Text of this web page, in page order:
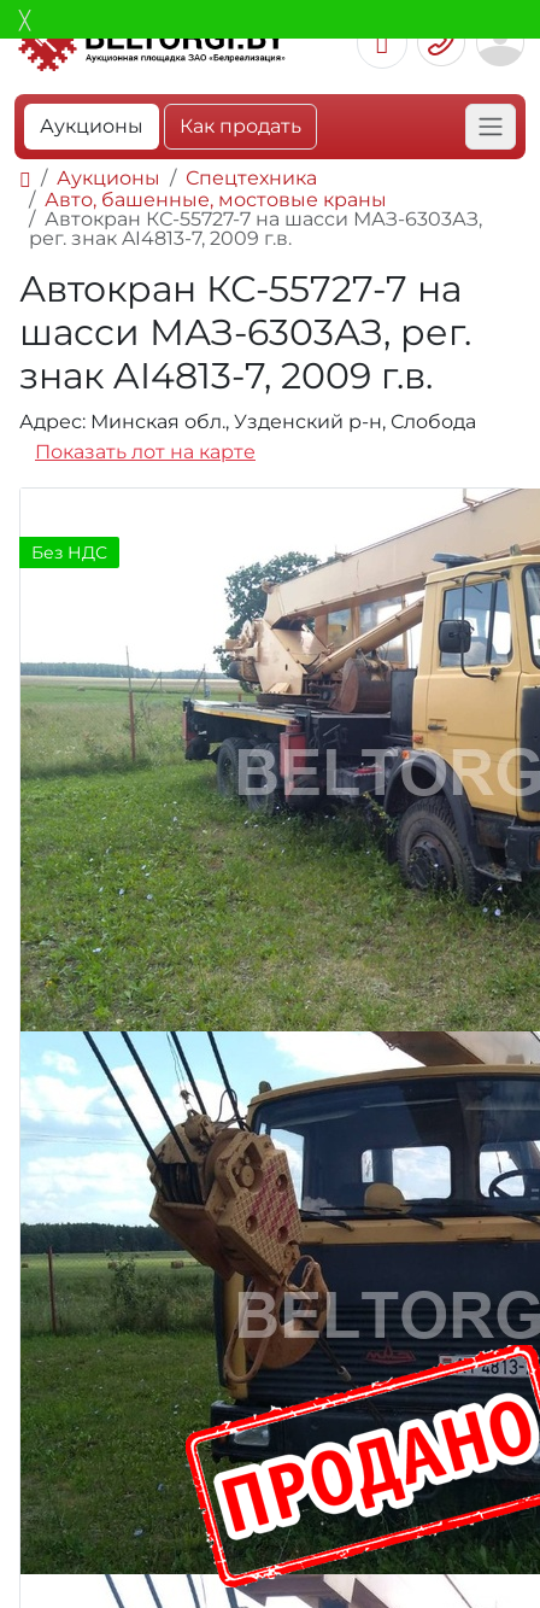
Аукционы Как продать
Аукционы
Спецтехника
Авто, башенные, мостовые краны
Автокран КС-55727-7 на шасси МАЗ-6303АЗ,
рег. знак AI4813-7, 2009 г.в.
Автокран КС-55727-7 на
шасси МАЗ-6303АЗ, рег.
знак AI4813-7, 2009 г.в.
Адрес: Минская обл., Узденский р-н, Слобода
Показать лот на карте
Без НДС